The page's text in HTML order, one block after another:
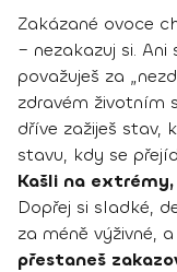
Zakázané ovoce
– nezakazuj si.
považuješ za
zdravém životním
dříve zažiješ stav,
stavu, kdy se
Kašli na
Dopřej si sladké,
za méně výživné,
přestaneš